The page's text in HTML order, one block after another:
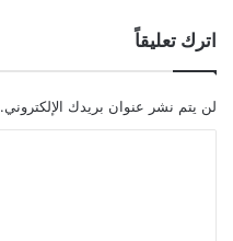
اترك تعليقاً
لن يتم نشر عنوان بريدك الإلكتروني.